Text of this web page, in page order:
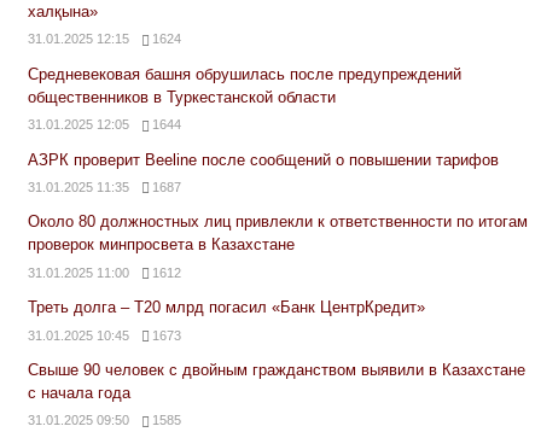
халқына»
31.01.2025 12:15 1624
Средневековая башня обрушилась после предупреждений
общественников в Туркестанской области
31.01.2025 12:05 1644
АЗРК проверит Beeline после сообщений о повышении тарифов
31.01.2025 11:35 1687
Около 80 должностных лиц привлекли к ответственности по итогам
проверок минпросвета в Казахстане
31.01.2025 11:00 1612
Треть долга – Т20 млрд погасил «Банк ЦентрКредит»
31.01.2025 10:45 1673
Свыше 90 человек с двойным гражданством выявили в Казахстане
с начала года
31.01.2025 09:50 1585